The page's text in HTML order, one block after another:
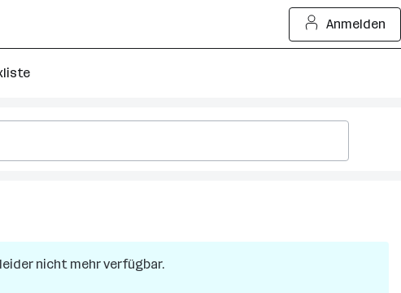
Anmelden
nicht mehr verfügbar.